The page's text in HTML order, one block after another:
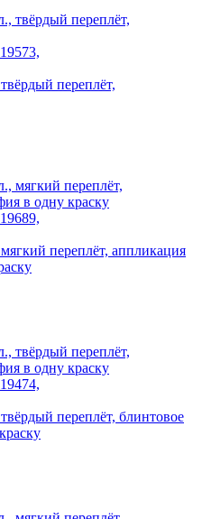
переплёт,
переплёт, аппликация
переплёт, блинтовое